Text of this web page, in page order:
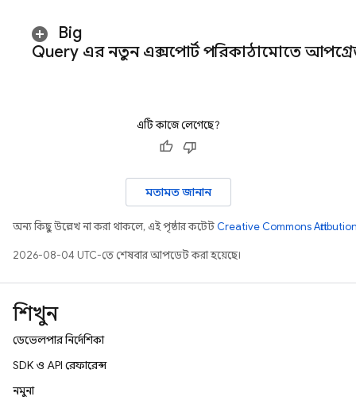
Big
Query এর নতুন এক্সপোর্ট পরিকাঠামোতে
এটি কাজে লেগেছে?
মতামত জানান
অন্য কিছু উল্লেখ না করা থাকলে, এই পৃষ্ঠার কন্টেন্টCreative Commons
2026-08-04 UTC-তে শেষবার আপডেট করা হয়েছে।
শিখুন
ডেভেলপার নির্দেশিকা
SDK ও API রেফারেন্স
নমুনা